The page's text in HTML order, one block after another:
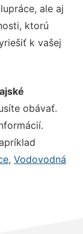
ale aj
ktorú
k vašej
obávať.
, Vodovodná